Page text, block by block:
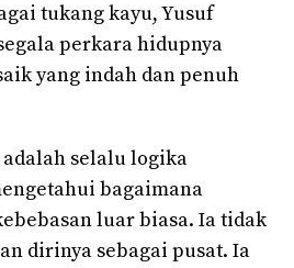
tukang kayu, Yusuf
perkara hidupnya
yang indah dan penuh
adalah selalu logika
bagaimana
luar biasa. Ia tidak
dirinya sebagai pusat. Ia